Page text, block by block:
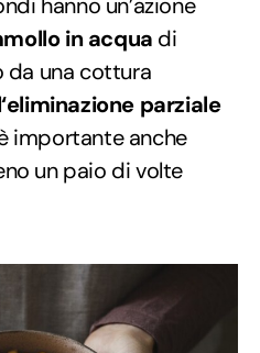
in acqua di
da una cottura
‘eliminazione parziale
importante anche
un paio di volte